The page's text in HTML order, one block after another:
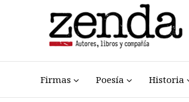
Firmas Poesía Historia